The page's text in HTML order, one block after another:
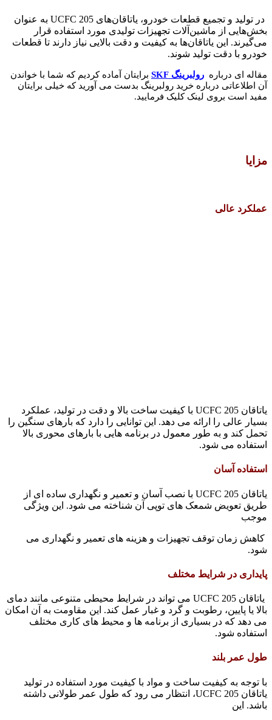
در تولید و تجمیع قطعات خودرو، یاتاقان‌های UCFC 205 به عنوان
بخش‌هایی از ماشین‌آلات تجهیزات تولیدی مورد استفاده قرار
می‌گیرند. این یاتاقان‌ها به کیفیت و دقت بالایی نیاز دارند تا قطعات
خودرو با دقت تولید شوند.
مقاله ای درباره رولبرینگ SKF
برایتان آماده کردیم که شما با خواندن
آن اطلاعاتی درباره خرید رولبرینگ بدست می آورید که خیلی برایتان
مفید است بروی لینک کلیک فرمایید.
مزایا
عملکرد عالی
یاتاقان UCFC 205 با کیفیت ساخت بالا و دقت در تولید، عملکرد
بسیار عالی را ارائه می دهد. این توانایی را دارد که بارهای سنگین را
تحمل کند و به طور معمول در برنامه هایی با بارهای محوری بالا
استفاده می شود.
استفاده آسان
یاتاقان UCFC 205 با نصب آسان و تعمیر و نگهداری ساده ای از
طریق تعویض شمعک های توپی آن شناخته می شود. این ویژگی
موجب
کاهش زمان توقف تجهیزات و هزینه های تعمیر و نگهداری می
شود.
پایداری در شرایط مختلف
یاتاقان UCFC 205 می تواند در شرایط محیطی متنوعی مانند دمای
بالا یا پایین، رطوبت و گرد و غبار عمل کند. این مقاومت به آن امکان
می دهد که در بسیاری از برنامه ها و محیط های کاری مختلف
استفاده شود.
طول عمر بلند
با توجه به کیفیت ساخت و مواد با کیفیت مورد استفاده در تولید
یاتاقان UCFC 205، انتظار می رود که طول عمر طولانی داشته
باشد. این